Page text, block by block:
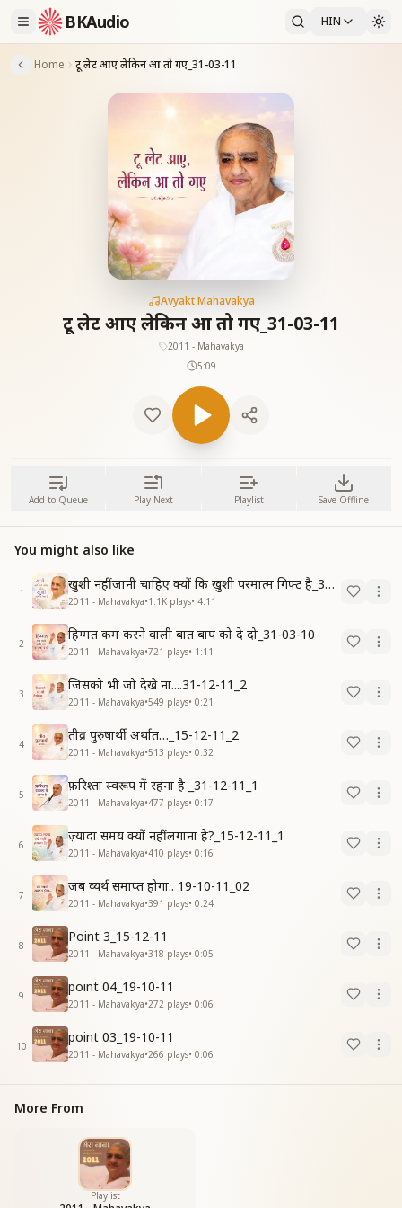
BKAudio HIN
Home टू लेट आए लेकिन आ तो गए_31-03-11
Avyakt Mahavakya
टू लेट आए लेकिन आ तो गए_31-03-11
2011 - Mahavakya
5:09
Add to Queue Play Next Playlist Save Offline
You might also like
1
खुशी नहीं जानी चाहिए क्यों कि खुशी परमात्म गिफ्ट है_31-03-10
2011 - Mahavakya•1.1K plays• 4:11
2
हिम्मत कम करने वाली बात बाप को दे दो_31-03-10
2011 - Mahavakya•721 plays• 1:11
3
जिसको भी जो देखे ना....31-12-11_2
2011 - Mahavakya•549 plays• 0:21
4
तीव्र पुरुषार्थी अर्थात…_15-12-11_2
2011 - Mahavakya•513 plays• 0:32
5
फ़रिश्ता स्वरूप में रहना है _31-12-11_1
2011 - Mahavakya•477 plays• 0:17
6
ज़्यादा समय क्यों नहीं लगाना है?_15-12-11_1
2011 - Mahavakya•410 plays• 0:16
7
जब व्यर्थ समाप्त होगा.. 19-10-11_02
2011 - Mahavakya•391 plays• 0:24
8
Point 3_15-12-11
2011 - Mahavakya•318 plays• 0:05
9
point 04_19-10-11
2011 - Mahavakya•272 plays• 0:06
10
point 03_19-10-11
2011 - Mahavakya•266 plays• 0:06
More From
Playlist